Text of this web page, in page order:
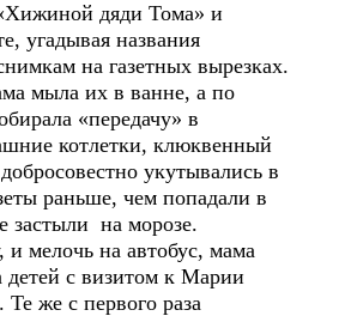
дяди Тома» и
угадывая названия
на газетных вырезках.
мыла их в ванне, а по
«передачу» в
котлетки, клюквенный
укутывались в
раньше, чем попадали в
застыли на морозе.
мелочь на автобус, мама
детей с визитом к Марии
же с первого раза